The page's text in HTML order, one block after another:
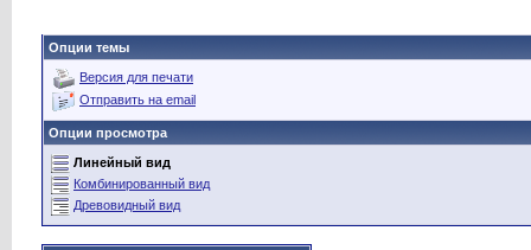
Опции темы
Версия для печати
Отправить на email
Опции просмотра
Линейный вид
Комбинированный вид
Древовидный вид